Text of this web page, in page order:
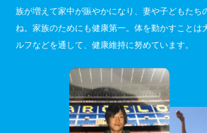
族が増えて家中が賑やかになり、妻や子どもたち
ね。家族のためにも健康第一。体を動かすことは
ルフなどを通して、健康維持に努めています。